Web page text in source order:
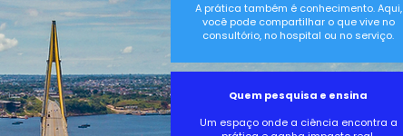
A prática também é conhecimento. Aqui,
você pode compartilhar o que vive no
consultório, no hospital ou no serviço.
Quem pesquisa e ensina
Um espaço onde a ciência encontra a